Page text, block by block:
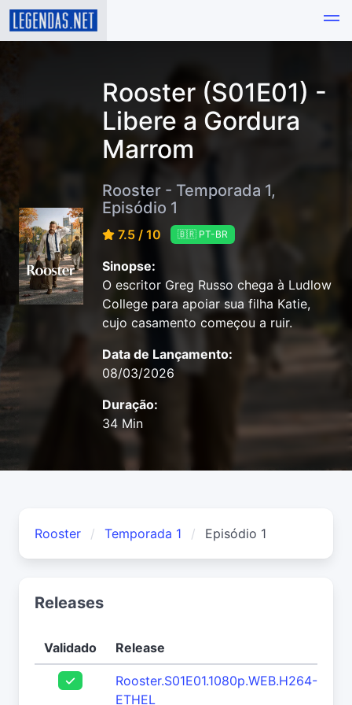
Rooster (S01E01) -
Libere a Gordura
Marrom
Rooster - Temporada 1,
Episódio 1
7.5 / 10 🇧🇷 PT-BR
Sinopse:
O escritor Greg Russo chega à Ludlow
College para apoiar sua filha Katie,
cujo casamento começou a ruir.
Data de Lançamento:
08/03/2026
Duração:
34 Min
Rooster Temporada 1 Episódio 1
Releases
Validado Release
Rooster.S01E01.1080p.WEB.H264-
ETHEL